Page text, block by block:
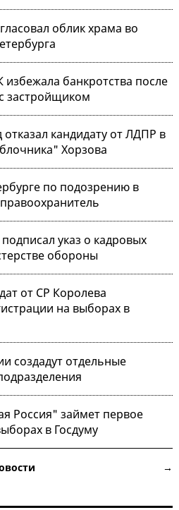
облик храма во
банкротства после
застройщиком
отказал кандидату от ЛДПР в
Хорзова
по подозрению в
указ о кадровых
обороны
от СР Королева
на выборах в
создадут отдельные
Россия" займет первое
в Госдуму
новости →